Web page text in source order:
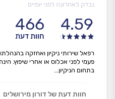
נבדק לאחרונה לפני יומיים
4.59
466
חוות דעת
רפאל שירותי ניקיון ואחזקה
פעמי לפני אכלוס או אחרי שיפוץ.
בתחום הניקיון...
חוות דעת של דורון מירושלים